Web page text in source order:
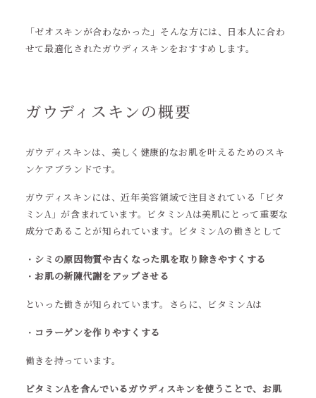
「ゼオスキンが合わなかった」そんな方には、日本人に合わ
せて最適化されたガウディスキンをおすすめします。
ガウディスキンの概要
ガウディスキンは、美しく健康的なお肌を叶えるためのスキ
ンケアブランドです。
ガウディスキンには、近年美容領域で注目されている「ビタ
ミンA」が含まれています。ビタミンAは美肌にとって重要な
成分であることが知られています。ビタミンAの働きとして
・ シミの原因物質や古くなった肌を取り除きやすくする
・お肌の新陳代謝をアップさせる
といった働きが知られています。さらに、ビタミンAは
・ コラーゲンを作りやすくする
働きを持っています。
ビタミンAを含んでいるガウディスキンを使うことで、お肌